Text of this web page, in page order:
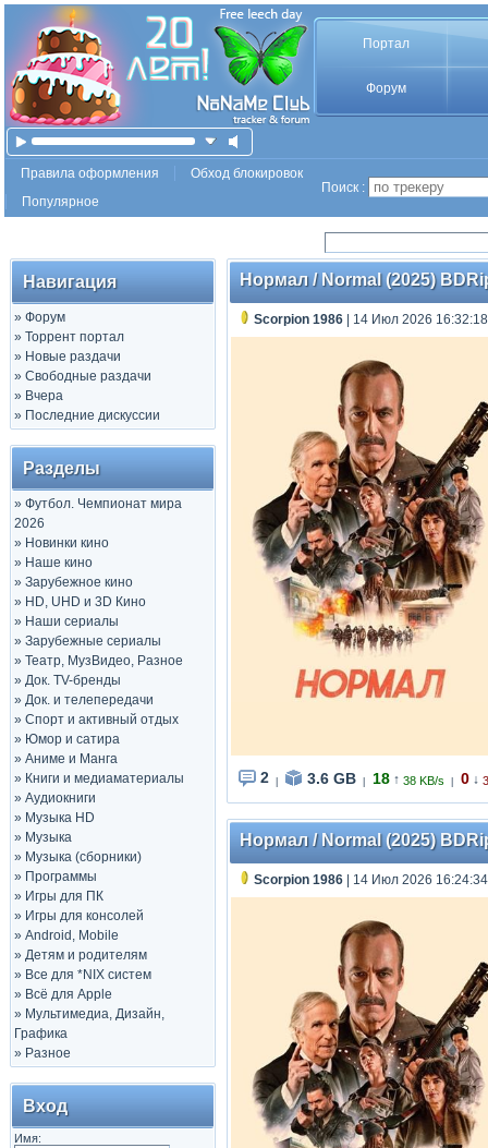
Портал
Форум
Правила оформления
Обход блокировок
Популярное
Поиск :
Навигация
» Форум
» Торрент портал
» Новые раздачи
» Свободные раздачи
» Вчера
» Последние дискуссии
Разделы
» Футбол. Чемпионат мира
2026
» Новинки кино
» Наше кино
» Зарубежное кино
» HD, UHD и 3D Кино
» Наши сериалы
» Зарубежные сериалы
» Театр, МузВидео, Разное
» Док. TV-бренды
» Док. и телепередачи
» Спорт и активный отдых
» Юмор и сатира
» Аниме и Манга
» Книги и медиаматериалы
» Аудиокниги
» Музыка HD
» Музыка
» Музыка (сборники)
» Программы
» Игры для ПК
» Игры для консолей
» Android, Mobile
» Детям и родителям
» Все для *NIX систем
» Всё для Apple
» Мультимедиа, Дизайн,
Графика
» Разное
Вход
Имя:
Нормал / Normal (2025)
Scorpion 1986 | 14 Июл 2026 16:32:18
2 3.6 GB 18 ↑ 38 KB/s 0 ↓
Нормал / Normal (2025)
Scorpion 1986 | 14 Июл 2026 16:24:34